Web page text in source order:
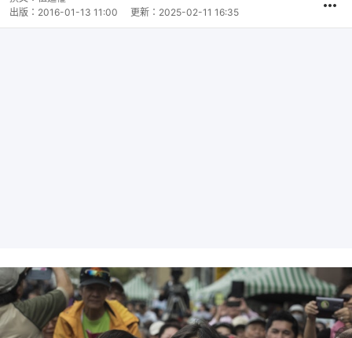
出版： 2016-01-13 11:00 更新： 2025-02-11 16:35